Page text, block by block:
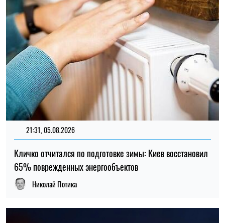
14:59, 05.08.2026 5319
В Украине готовят пенсионную реформу: что изменится в
выплатах, накоплениях и специальных пенсиях
Ирина Де Люсто